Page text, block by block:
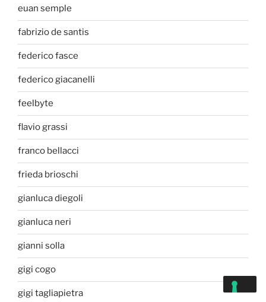
euan semple
fabrizio de santis
federico fasce
federico giacanelli
feelbyte
flavio grassi
franco bellacci
frieda brioschi
gianluca diegoli
gianluca neri
gianni solla
gigi cogo
gigi tagliapietra